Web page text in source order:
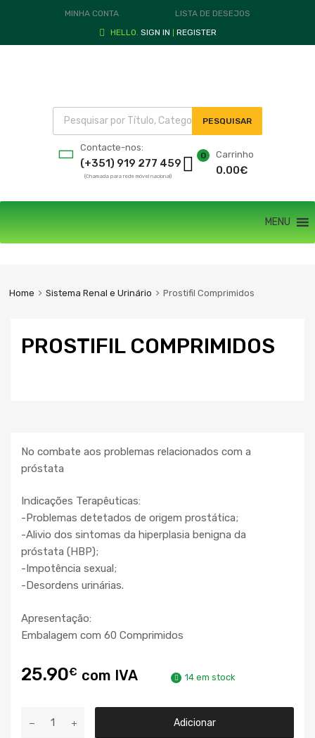
MINHA CONTA
LISTA DE DESEJOS
HELLO. SIGN IN REGISTER
PESQUISAR
Contacte-nos:
(+351) 919 277 459
(Chamada para rede móvel nacional)
Carrinho
0.00€
0
MENU
Home Sistema Renal e Urinário Prostifil Comprimidos
PROSTIFIL COMPRIMIDOS
No combate aos problemas relacionados com a
próstata
Indicações Terapêuticas:
-Problemas detetados de origem prostática;
-Alivio dos sintomas da hiperplasia benigna da
próstata (HBP);
-Impotência sexual;
-Desordens urinárias.
Apresentação:
Embalagem com 60 Comprimidos
25.90€ com IVA 14 em stock
Adicionar